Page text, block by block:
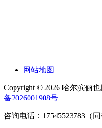
网站地图
Copyright © 2026 哈尔滨俪
备2026001908号
咨询电话：17545523783（同